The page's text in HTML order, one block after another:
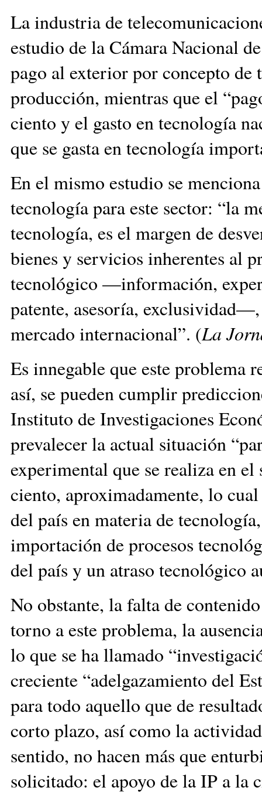
La industria de
estudio de la Cámara Nacional
pago al exterior por concepto de
producción, mientras que el
ciento y el gasto en tecnología
que se gasta en tecnología
En el mismo estudio se
tecnología para este sector: “la
tecnología, es el margen de
bienes y servicios inherentes al
tecnológico —información,
patente, asesoría,
mercado internacional”. (La
Es innegable que este problema
así, se pueden cumplir
Instituto de Investigaciones
prevalecer la actual situación
experimental que se realiza en
ciento, aproximadamente, lo
del país en materia de
importación de procesos
del país y un atraso tecnológico
No obstante, la falta de
torno a este problema, la
lo que se ha llamado
creciente “adelgazamiento del
para todo aquello que de
corto plazo, así como la
sentido, no hacen más que
solicitado: el apoyo de la IP a la